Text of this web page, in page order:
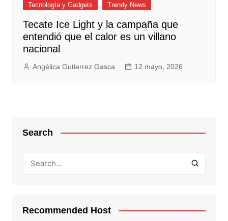
Tecnología y Gadgets
Trendy News
Tecate Ice Light y la campaña que
entendió que el calor es un villano
nacional
Angélica Gutierrez Gasca 12 mayo, 2026
Search
Recommended Host